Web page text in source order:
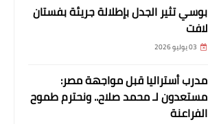
بوسي تثير الجدل بإطلالة جريئة بفستان
لافت
03 يوليو 2026
مدرب أستراليا قبل مواجهة مصر:
مستعدون لـ محمد صلاح.. ونحترم طموح
الفراعنة